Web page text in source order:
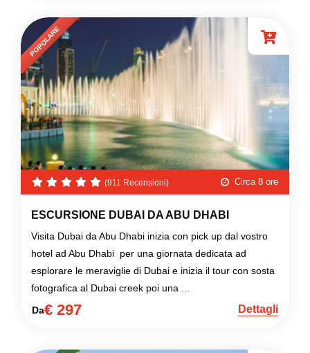
POPOLARE
(911 Recensioni) Circa 8 ore
ESCURSIONE DUBAI DA ABU DHABI
Visita Dubai da Abu Dhabi inizia con pick up dal vostro
hotel ad Abu Dhabi per una giornata dedicata ad
esplorare le meraviglie di Dubai e inizia il tour con sosta
fotografica al Dubai creek poi una ...
Da€ 297 Dettagli